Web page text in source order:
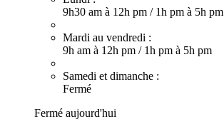
9h30 am à 12h pm / 1h pm à 5h pm
Mardi au vendredi :
9h am à 12h pm / 1h pm à 5h pm
Samedi et dimanche :
Fermé
Fermé aujourd'hui